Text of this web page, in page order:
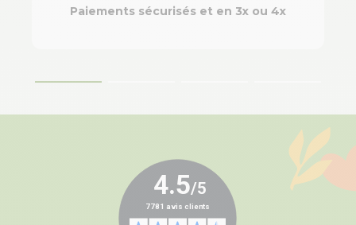
Paiements sécurisés et en 3x ou 4x